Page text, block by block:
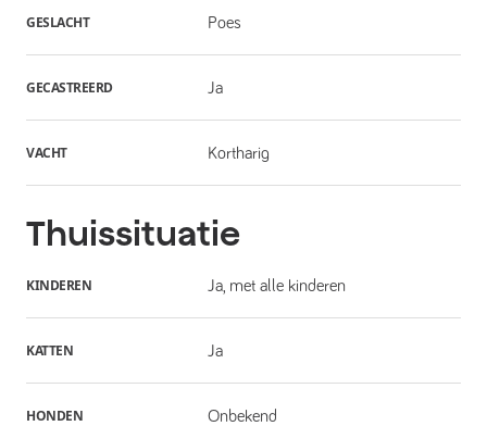
GESLACHT Poes
GECASTREERD Ja
VACHT Kortharig
Thuissituatie
KINDEREN Ja, met alle kinderen
KATTEN Ja
HONDEN Onbekend